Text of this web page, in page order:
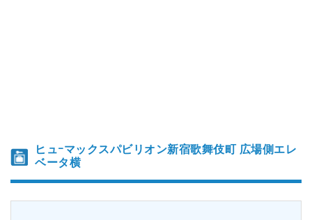
ヒュｰマックスパビリオン新宿歌舞伎町 広場側エレ
ベータ横